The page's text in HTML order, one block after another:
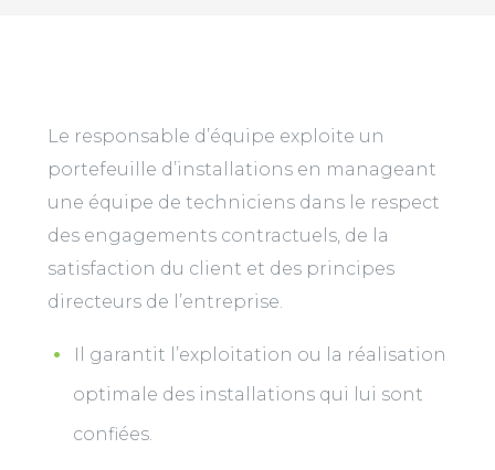
Le responsable d’équipe exploite un
portefeuille d’installations en manageant
une équipe de techniciens dans le respect
des engagements contractuels, de la
satisfaction du client et des principes
directeurs de l’entreprise.
Il garantit l’exploitation ou la réalisation
optimale des installations qui lui sont
confiées.